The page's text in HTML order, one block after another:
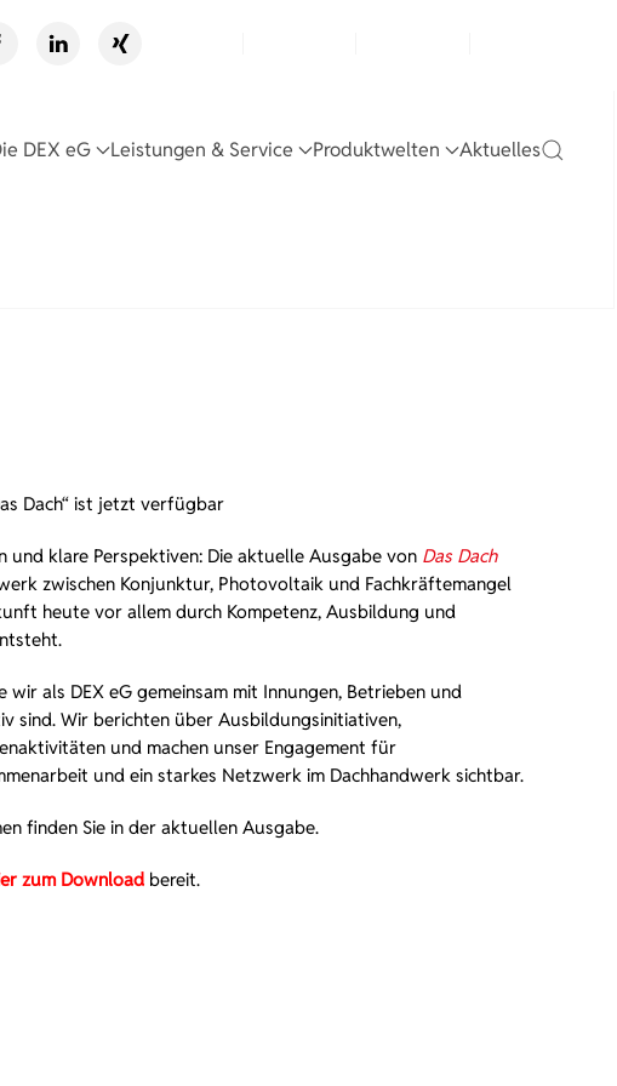
DEX eG Leistungen & Service Produktwelten Aktuelles
Dach“ ist jetzt verfügbar
und klare Perspektiven: Die aktuelle Ausgabe von Das Dach
zwischen Konjunktur, Photovoltaik und Fachkräftemangel
heute vor allem durch Kompetenz, Ausbildung und
wir als DEX eG gemeinsam mit Innungen, Betrieben und
sind. Wir berichten über Ausbildungsinitiativen,
und machen unser Engagement für
und ein starkes Netzwerk im Dachhandwerk sichtbar.
finden Sie in der aktuellen Ausgabe.
zum Download bereit.